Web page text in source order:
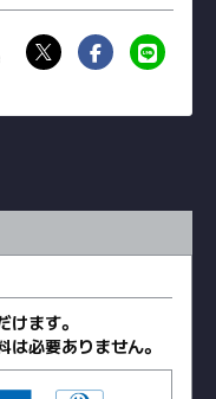
ます。
必要ありません。